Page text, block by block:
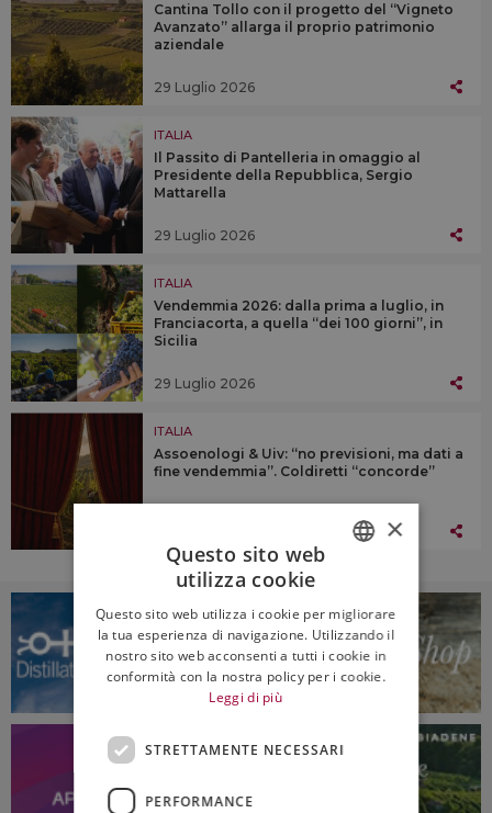
Cantina Tollo con il progetto del “Vigneto
Avanzato” allarga il proprio patrimonio
aziendale
29 Luglio 2026
ITALIA
Il Passito di Pantelleria in omaggio al
Presidente della Repubblica, Sergio
Mattarella
29 Luglio 2026
ITALIA
Vendemmia 2026: dalla prima a luglio, in
Franciacorta, a quella “dei 100 giorni”, in
Sicilia
29 Luglio 2026
ITALIA
Assoenologi & Uiv: “no previsioni, ma dati a
fine vendemmia”. Coldiretti “concorde”
ENGLISH
×
Questo sito web
utilizza cookie
Questo sito web utilizza i cookie per migliorare
la tua esperienza di navigazione. Utilizzando il
nostro sito web acconsenti a tutti i cookie in
conformità con la nostra policy per i cookie.
Leggi di più
STRETTAMENTE NECESSARI
PERFORMANCE